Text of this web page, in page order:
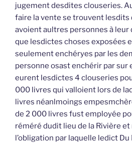
jugement desdites clouseries.
faire la vente se trouvent lesdits
avoient aultres personnes à
que lesdictes choses exposées
seulement enchéryes par les
personne osast enchérir par sur
eurent lesdictes 4 clouseries
000 livres qui valloient lors de
livres néanlmoings
de 2 000 livres fust employée
réméré dudit lieu de la Rivière
l’obligation par laquelle ledict